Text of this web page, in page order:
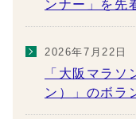
ンナー」を先
2026年7月22日
「大阪マラ
ン）」のボラ